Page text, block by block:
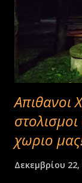
.Και πολλες φορες
γλεντι τ...
Απιθανοι
χωριο
Δεκεμβρίου 22,